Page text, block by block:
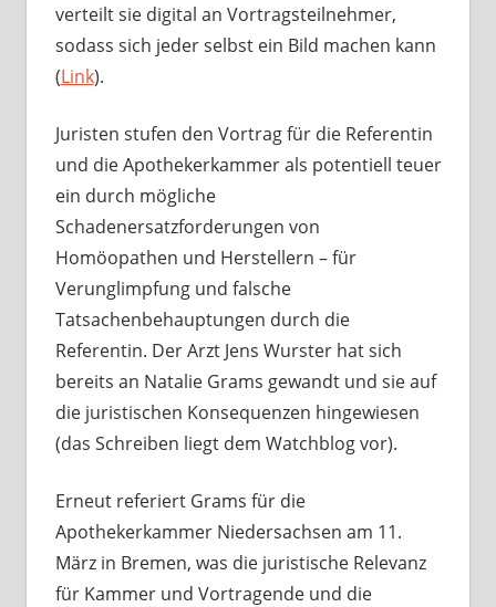
verteilt sie digital an Vortragsteilnehmer,
sodass sich jeder selbst ein Bild machen kann
(Link).
Juristen stufen den Vortrag für die Referentin
und die Apothekerkammer als potentiell teuer
ein durch mögliche
Schadenersatzforderungen von
Homöopathen und Herstellern – für
Verunglimpfung und falsche
Tatsachenbehauptungen durch die
Referentin. Der Arzt Jens Wurster hat sich
bereits an Natalie Grams gewandt und sie auf
die juristischen Konsequenzen hingewiesen
(das Schreiben liegt dem Watchblog vor).
Erneut referiert Grams für die
Apothekerkammer Niedersachsen am 11.
März in Bremen, was die juristische Relevanz
für Kammer und Vortragende und die